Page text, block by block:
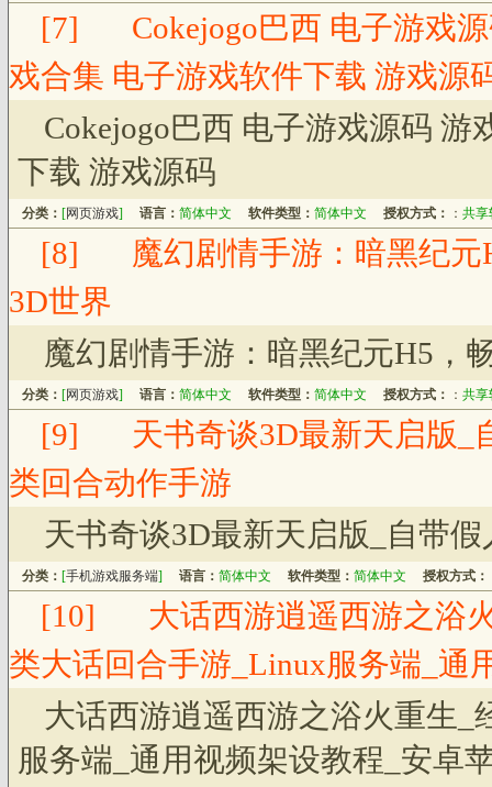
[7]
Cokejogo巴西 电子游戏
戏合集 电子游戏软件下载 游戏源
Cokejogo巴西 电子游戏源码
下载 游戏源码
分类： [网页游戏] 语言： 简体中文 软件类型： 简体中文 授权方式： ： 共享
[8]
魔幻剧情手游：暗黑纪
3D世界
魔幻剧情手游：暗黑纪元H5，
分类： [网页游戏] 语言： 简体中文 软件类型： 简体中文 授权方式： ： 共享
[9]
天书奇谈3D最新天启版_
类回合动作手游
天书奇谈3D最新天启版_自带
分类： [手机游戏服务端] 语言： 简体中文 软件类型： 简体中文 授权方式：
[10]
大话西游逍遥西游之浴
类大话回合手游_Linux服务端_通
大话西游逍遥西游之浴火重生
服务端_通用视频架设教程_安卓